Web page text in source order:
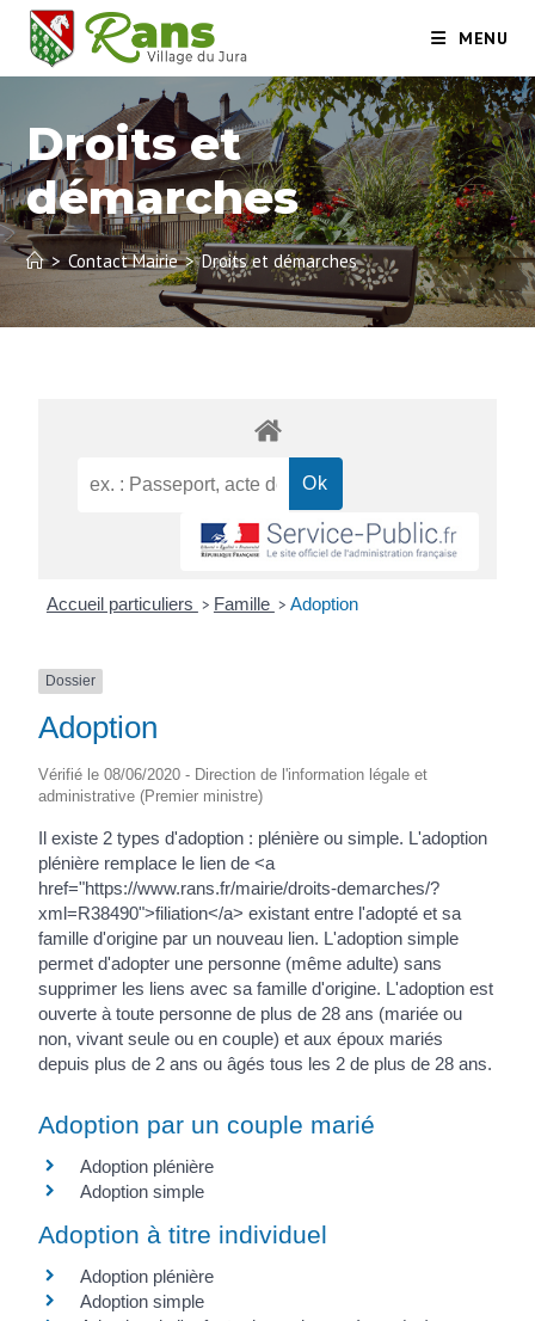
MENU
Droits et
démarches
> Contact Mairie > Droits et démarches
Accueil particuliers > Famille > Adoption
Dossier
Adoption
Vérifié le 08/06/2020 - Direction de l'information légale et
administrative (Premier ministre)
Il existe 2 types d'adoption : plénière ou simple. L'adoption
plénière remplace le lien de <a
href="https://www.rans.fr/mairie/droits-demarches/?
xml=R38490">filiation</a> existant entre l'adopté et sa
famille d'origine par un nouveau lien. L'adoption simple
permet d'adopter une personne (même adulte) sans
supprimer les liens avec sa famille d'origine. L'adoption est
ouverte à toute personne de plus de 28 ans (mariée ou
non, vivant seule ou en couple) et aux époux mariés
depuis plus de 2 ans ou âgés tous les 2 de plus de 28 ans.
Adoption par un couple marié
Adoption plénière
Adoption simple
Adoption à titre individuel
Adoption plénière
Adoption simple